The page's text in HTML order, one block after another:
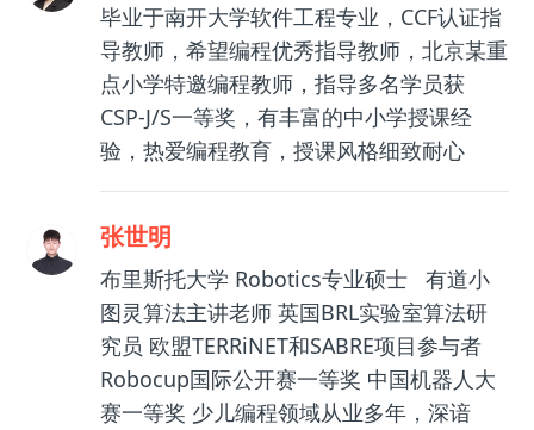
毕业于南开大学软件工程专业，CCF认证指
导教师，希望编程优秀指导教师，北京某重
点小学特邀编程教师，指导多名学员获
CSP-J/S一等奖，有丰富的中小学授课经
验，热爱编程教育，授课风格细致耐心
张世明
布里斯托大学 Robotics专业硕士 有道小
图灵算法主讲老师 英国BRL实验室算法研
究员 欧盟TERRiNET和SABRE项目参与者
Robocup国际公开赛一等奖 中国机器人大
赛一等奖 少儿编程领域从业多年，深谙